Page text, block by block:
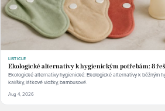
LISTICLE
Ekologické alternativy k hygienickým potřebám: 8
Ekologické alternativy hygienické: Ekologické alternativy k běžným
kalíšky, látkové vložky, bambusové.
Aug 4, 2026